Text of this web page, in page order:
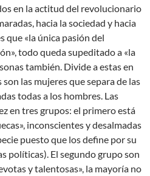
en la actitud del revolucionario
hacia la sociedad y hacia
que «la única pasión del
todo queda supeditado a «la
también. Divide a estas en
las mujeres que separa de las
todas a los hombres. Las
en tres grupos: el primero está
inconscientes y desalmadas
puesto que los define por su
políticas). El segundo grupo son
y talentosas», la mayoría no